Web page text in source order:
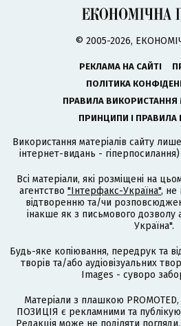
© 2005-2026,
РЕКЛАМА НА САЙТІ
ПОЛІТИКА
ПРАВИЛА ВИКОРИСТАННЯ
ПРИНЦИПИ І ПРАВИЛА
Використання матеріалів сайту
інтернет-видань -
Всі матеріали, які розміщені на
агентство "Інтерфакс-Україна", не
відтворенню та/чи
інакше як з письмового дозволу
Україна".
Будь-яке копіювання, передрук та
творів та/або аудіовізуальних
Images - суворо
Матеріали з плашкою
ПОЗИЦІЯ є рекламними та